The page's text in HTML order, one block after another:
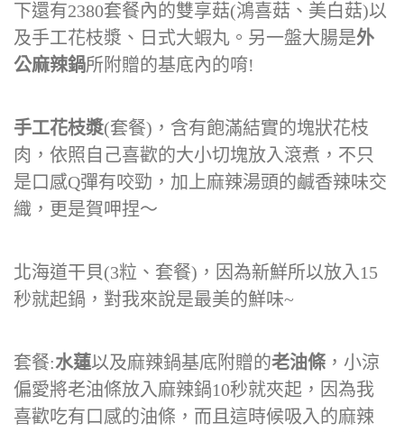
下還有2380套餐內的雙享菇(鴻喜菇、美白菇)以
及手工花枝漿、日式大蝦丸。另一盤大腸是外
公麻辣鍋所附贈的基底內的唷!
手工花枝漿(套餐)，含有飽滿結實的塊狀花枝
肉，依照自己喜歡的大小切塊放入滾煮，不只
是口感Q彈有咬勁，加上麻辣湯頭的鹹香辣味交
織，更是賀呷捏～
北海道干貝(3粒、套餐)，因為新鮮所以放入15
秒就起鍋，對我來說是最美的鮮味~
套餐:水蓮以及麻辣鍋基底附贈的老油條 ，小涼
偏愛將老油條放入麻辣鍋10秒就夾起，因為我
喜歡吃有口感的油條，而且這時候吸入的麻辣